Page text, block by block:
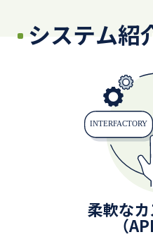
システム紹
柔軟な
（